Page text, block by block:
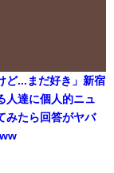
ど...まだ好き」新宿
人達に個人的ニュ
みたら回答がヤバ